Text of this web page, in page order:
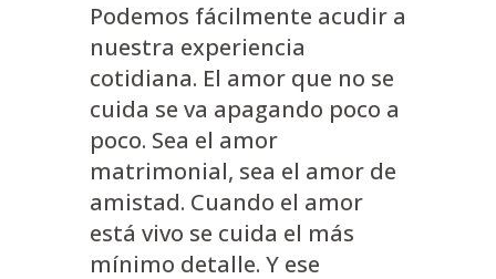
Podemos fácilmente acudir a
nuestra experiencia
cotidiana. El amor que no se
cuida se va apagando poco a
poco. Sea el amor
matrimonial, sea el amor de
amistad. Cuando el amor
está vivo se cuida el más
mínimo detalle. Y ese